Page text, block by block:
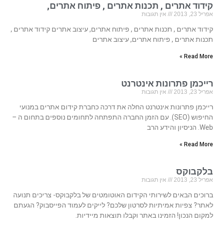
קידוד אתרים , תכנות אתרים , פיתוח אתרים,
אפריל 23, 2013 אין תגובות
קידוד אתרים , תכנות אתרים , פיתוח אתרים, עיצוב אתרים קידוד אתרים ,
תכנות אתרים , פיתוח אתרים, עיצוב אתרים
Read More »
רייכמן פתרונות אינטרנט
אפריל 23, 2013 אין תגובות
רייכמן פתרונות אינטרנט החלה את דרכה כחברת קידום אתרים במנועי
החיפוש (SEO). עם הזמן החברה התפתחה לתחומים נוספים בתחום ה –
Web. הניסיון והידע הרב
Read More »
בלקבוקס
אפריל 23, 2013 אין תגובות
ברוכים הבאים לשירותי הקידום האוטומטים של בלקבוקס- צריכים תנועה
לאתר? צפיות אמיתיות לסרטון שלכם? לייקים לעמוד הפייסבוק? הגעתם
למקום הנכון! הזמינו באתר וקבלו תוצאות מיידיות.